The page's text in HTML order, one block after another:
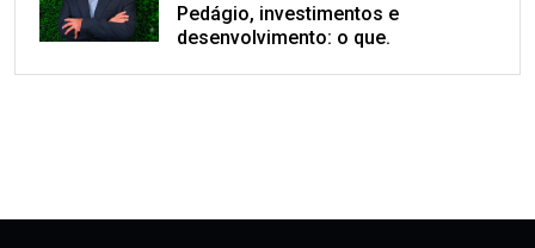
Pedágio, investimentos e
desenvolvimento: o que.